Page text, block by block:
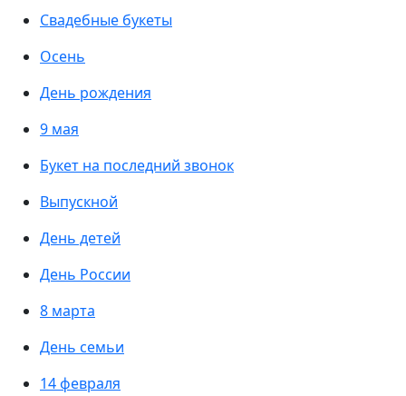
Свадебные букеты
Осень
День рождения
9 мая
Букет на последний звонок
Выпускной
День детей
День России
8 марта
День семьи
14 февраля